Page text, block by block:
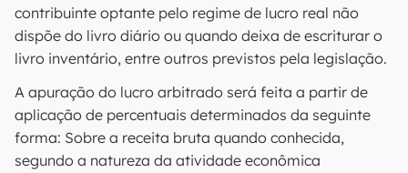
contribuinte optante pelo regime de lucro real não
dispõe do livro diário ou quando deixa de escriturar o
livro inventário, entre outros previstos pela legislação.
A apuração do lucro arbitrado será feita a partir de
aplicação de percentuais determinados da seguinte
forma: Sobre a receita bruta quando conhecida,
segundo a natureza da atividade econômica